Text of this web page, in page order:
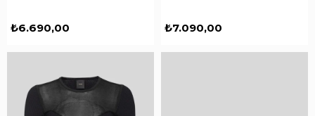
₺6.690,00 ₺7.090,00